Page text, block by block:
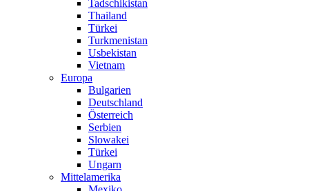
Tadschikistan
Thailand
Türkei
Turkmenistan
Usbekistan
Vietnam
Europa
Bulgarien
Deutschland
Österreich
Serbien
Slowakei
Türkei
Ungarn
Mittelamerika